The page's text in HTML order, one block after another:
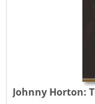
Johnny Horton: